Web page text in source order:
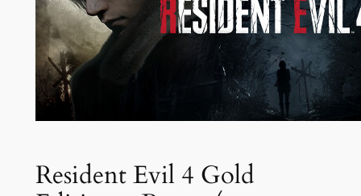
Resident Evil 4 Gold